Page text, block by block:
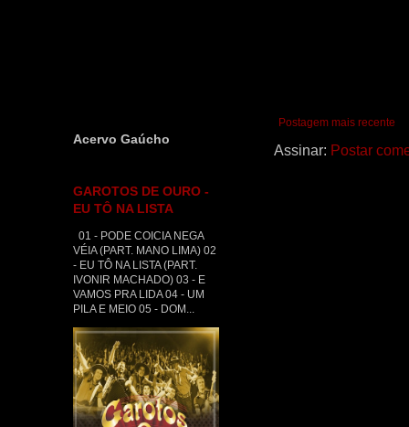
Postagem mais recente
Assinar: Postar
Acervo Gaúcho
GAROTOS DE OURO -
EU TÔ NA LISTA
01 - PODE COICIA NEGA
VÉIA (PART. MANO LIMA) 02
- EU TÔ NA LISTA (PART.
IVONIR MACHADO) 03 - E
VAMOS PRA LIDA 04 - UM
PILA E MEIO 05 - DOM...